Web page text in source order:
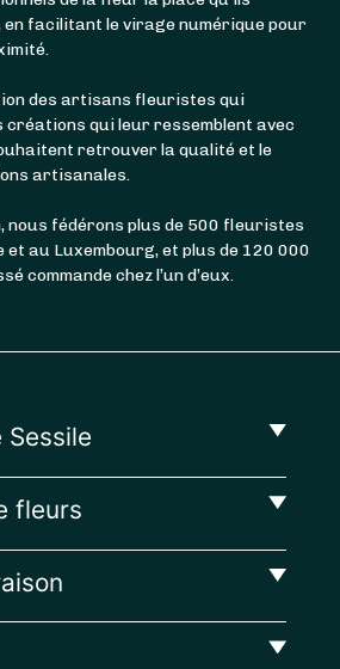
facilitant le virage numérique pour
des artisans fleuristes qui
créations qui leur ressemblent avec
retrouver la qualité et le
artisanales.
nous fédérons plus de 500 fleuristes
et au Luxembourg, et plus de 120 000
commande chez l’un d’eux.
fleurs